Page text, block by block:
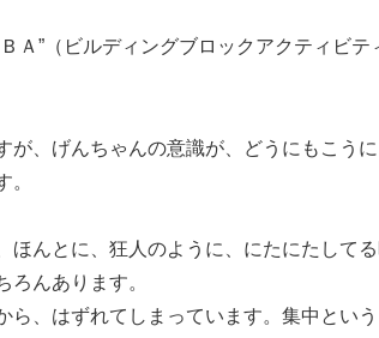
”（ビルディングブロックアクティビテ
、げんちゃんの意識が、どうにもこう
。
んとに、狂人のように、にたにたして
ろんあります。
、はずれてしまっています。集中とい